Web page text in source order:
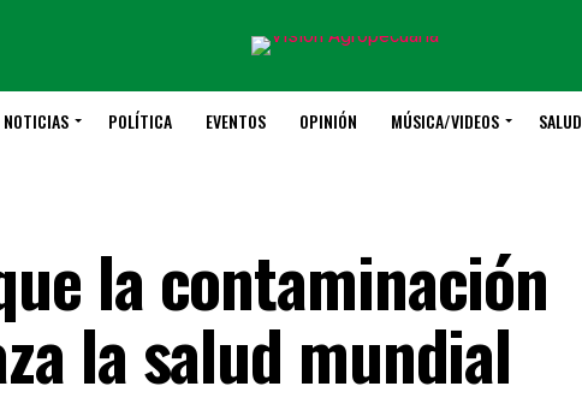
NOTICIAS POLÍTICA EVENTOS OPINIÓN MÚSICA/VIDEOS SALUD
la contaminación
la salud mundial